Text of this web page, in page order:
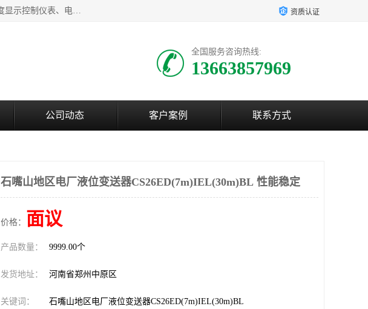
河南新瑞普测控技术有限公司主营：压力变送器、液位变送器、差压变送器、雷达料位计、电容物位计、温度显示控制仪表、电量变送器、流量计、工业自动化系统成套设备。 资质认证
全国服务咨询热线:
13663857969
公司动态 客户案例 联系方式
石嘴山地区电厂液位变送器CS26ED(7m)IEL(30m)BL 性能稳定
价格： 面议
产品数量： 9999.00个
发货地址： 河南省郑州中原区
关键词： 石嘴山地区电厂液位变送器CS26ED(7m)IEL(30m)BL